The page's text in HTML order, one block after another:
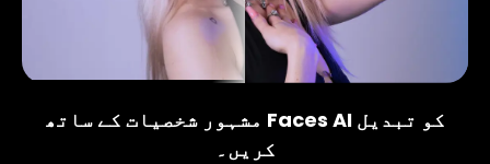
مشہور شخصیات کے ساتھ Faces AI کو تبدیل
کریں۔